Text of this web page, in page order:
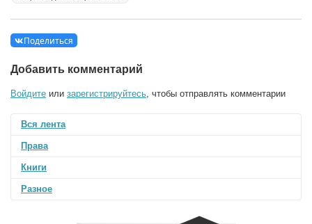
Поделиться
Добавить комментарий
Войдите или зарегистрируйтесь , чтобы отправлять комментарии
Вся лента
Права
Книги
Разное